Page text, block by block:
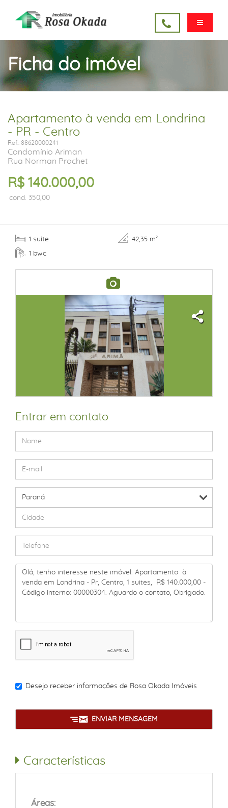
Ficha do imóvel
Apartamento à venda em Londrina
- PR - Centro
Ref.: 88620000241
Condomínio Ariman
Rua Norman Prochet
R$ 140.000,00
cond. 350,00
1 suíte
1 bwc
42,35 m²
Entrar em contato
Desejo receber informações de Rosa Okada Imóveis
ENVIAR MENSAGEM
Características
Áreas: